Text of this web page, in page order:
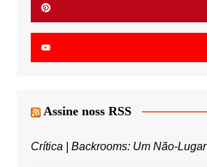
Assine noss RSS
Crítica | Backrooms: Um Não-Lugar